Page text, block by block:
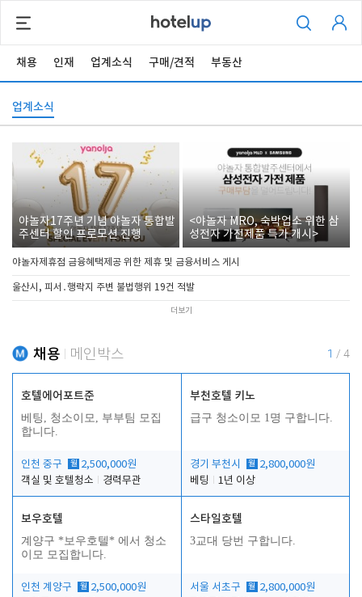
채용 인재 업계소식 구매/견적 부동산
업계소식
야놀자17주년 기념 야놀자 통합발
주센터 할인 프로모션 진행
<야놀자 MRO, 숙박업소 위한 삼
성전자 가전제품 특가 개시>
야놀자제휴점 금융혜택제공 위한 제휴 및 금융서비스 게시
울산시, 피서․행락지 주변 불법행위 19건 적발
더보기
채용 메인박스 1 / 4
호텔에어포트준
베팅, 청소이모, 부부팀 모집
합니다.
인천 중구 월 2,500,000원
객실 및 호텔청소
경력무관
부천호텔 키노
급구 청소이모 1명 구합니다.
경기 부천시 월 2,800,000원
베팅
1년 이상
보우호텔
계양구 *보우호텔* 에서 청소
이모 모집합니다.
인천 계양구 월 2,500,000원
스타일호텔
3교대 당번 구합니다.
서울 서초구 월 2,800,000원